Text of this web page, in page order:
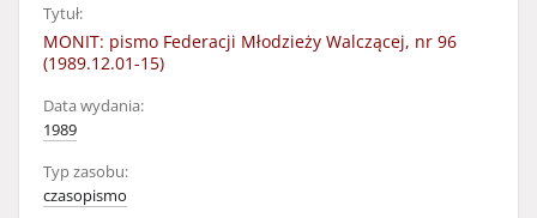
Tytuł:
MONIT: pismo Federacji Młodzieży Walczącej, nr 96
(1989.12.01-15)
Data wydania:
1989
Typ zasobu:
czasopismo